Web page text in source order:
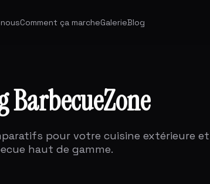
Comment ça marcheGalerieBlog
BarbecueZone
pour votre cuisine extérieure et
haut de gamme.